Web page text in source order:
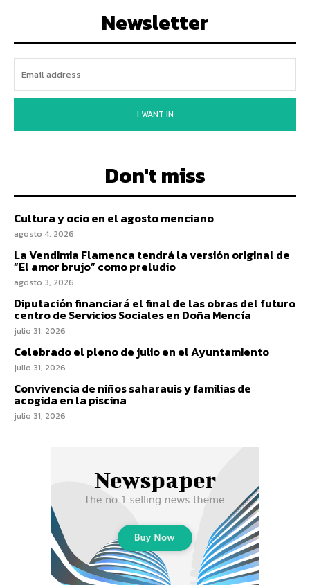
Newsletter
I WANT IN
Don't miss
Cultura y ocio en el agosto menciano
agosto 4, 2026
La Vendimia Flamenca tendrá la versión original de
“El amor brujo” como preludio
agosto 3, 2026
Diputación financiará el final de las obras del futuro
centro de Servicios Sociales en Doña Mencía
julio 31, 2026
Celebrado el pleno de julio en el Ayuntamiento
julio 31, 2026
Convivencia de niños saharauis y familias de
acogida en la piscina
julio 31, 2026